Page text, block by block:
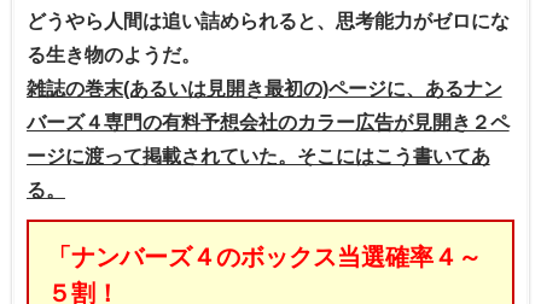
どうやら人間は追い詰められると、思考能力がゼロにな
る生き物のようだ。
雑誌の巻末(あるいは見開き最初の)ページに、あるナン
バーズ４専門の有料予想会社のカラー広告が見開き２ペ
ージに渡って掲載されていた。そこにはこう書いてあ
る。
「ナンバーズ４のボックス当選確率４～
５割！